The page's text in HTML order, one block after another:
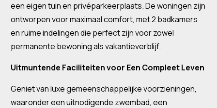
een eigen tuin en privéparkeerplaats. De woningen zijn
ontworpen voor maximaal comfort, met 2 badkamers
en ruime indelingen die perfect zijn voor zowel
permanente bewoning als vakantieverblijf.
Uitmuntende Faciliteiten voor Een Compleet Leven
Geniet van luxe gemeenschappelijke voorzieningen,
waaronder een uitnodigende zwembad, een